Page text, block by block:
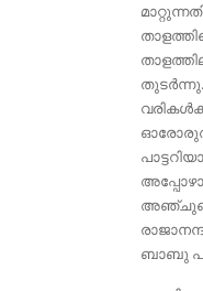
തുടര്‍ന്നു.
ബാബു